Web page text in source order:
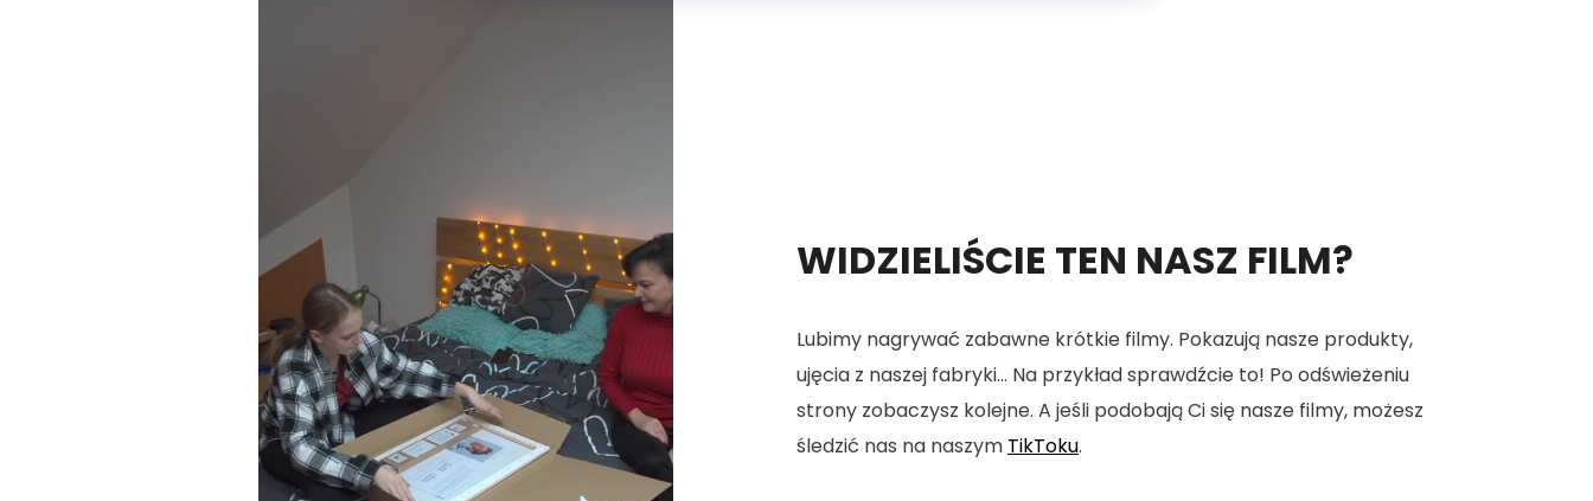
WIDZIELIŚCIE TEN NASZ FILM?
Lubimy nagrywać zabawne krótkie filmy. Pokazują nasze produkty,
ujęcia z naszej fabryki... Na przykład sprawdźcie to! Po odświeżeniu
strony zobaczysz kolejne. A jeśli podobają Ci się nasze filmy, możesz
śledzić nas na naszym TikToku.